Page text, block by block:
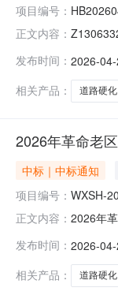
项目编号：
正文内容：
价：优
发布时间： 2026-
相关产品：
道路硬化
2026年革命老
中标｜中标通知
项目编号： WXSH-
正文内容： 2026年
施工范
2026年
发布时间： 2026-
相关产品：
道路硬化